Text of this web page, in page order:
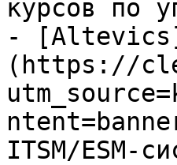
курсов по
-
(https://
ITSM/ESM-